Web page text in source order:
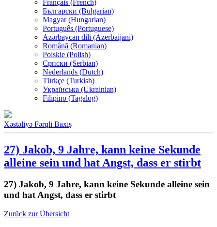
Français (French)
Български (Bulgarian)
Magyar (Hungarian)
Português (Portuguese)
Azərbaycan dili (Azerbaijani)
Română (Romanian)
Polskie (Polish)
Српски (Serbian)
Nederlands (Dutch)
Türkçe (Turkish)
Українська (Ukrainian)
Filipino (Tagalog)
Xəstəliyə Fərqli Baxış
27) Jakob, 9 Jahre, kann keine Sekunde
alleine sein und hat Angst, dass er stirbt
27) Jakob, 9 Jahre, kann keine Sekunde alleine sein
und hat Angst, dass er stirbt
Zurück zur Übersicht